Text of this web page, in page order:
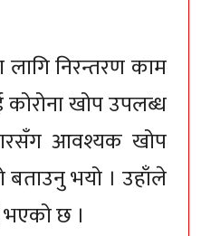
निरन्तरण काम
कोरोना खोप उपलब्ध
आवश्यक खोप
बताउनु भयो । उहाँले
भएको छ ।